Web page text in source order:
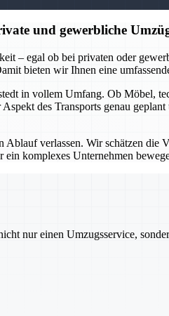
und gewerbliche
– egal ob bei privaten oder
bieten wir Ihnen eine
in vollem Umfang. Ob Möbel,
des Transports genau
verlassen. Wir schätzen
komplexes Unternehmen
nur einen Umzugsservice,